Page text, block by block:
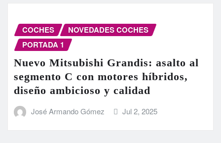
COCHES
NOVEDADES COCHES
PORTADA 1
Nuevo Mitsubishi Grandis: asalto al
segmento C con motores híbridos,
diseño ambicioso y calidad
José Armando Gómez Jul 2, 2025